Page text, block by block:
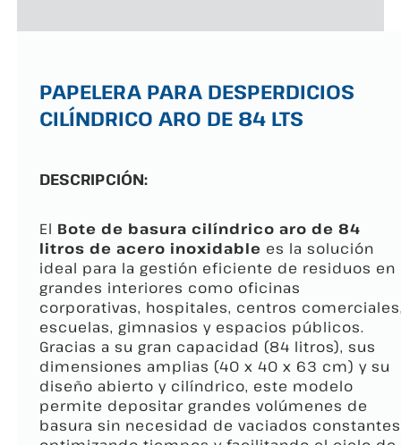
PAPELERA PARA DESPERDICIOS
CILÍNDRICO ARO DE 84 LTS
DESCRIPCIÓN:
El Bote de basura cilíndrico aro de 84
litros de acero inoxidable es la solución
ideal para la gestión eficiente de residuos en
grandes interiores como oficinas
corporativas, hospitales, centros
escuelas, gimnasios y espacios públicos.
Gracias a su gran capacidad (84 litros), sus
dimensiones amplias (40 x 40 x 63 cm) y su
diseño abierto y cilíndrico, este modelo
permite depositar grandes volúmenes de
basura sin necesidad de vaciados